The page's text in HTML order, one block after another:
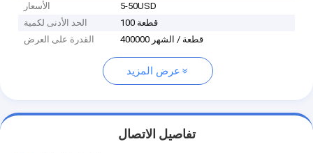
الأسعار
5-50USD
الحد الأدنى لكمية
100 قطعة
القدرة على العرض
400000 قطعة / الشهر
عرض المزيد
تفاصيل الاتصال